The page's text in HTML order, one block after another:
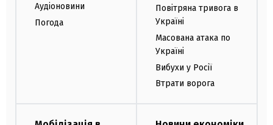
Аудіоновини
Погода
Повітряна тривога в
Україні
Масована атака по
Україні
Вибухи у Росії
Втрати ворога